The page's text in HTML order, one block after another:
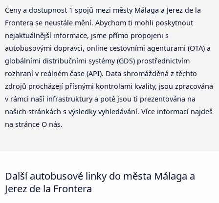
Ceny a dostupnost 1 spojů mezi městy Málaga a Jerez de la
Frontera se neustále mění. Abychom ti mohli poskytnout
nejaktuálnější informace, jsme přímo propojeni s
autobusovými dopravci, online cestovními agenturami (OTA) a
globálními distribučními systémy (GDS) prostřednictvím
rozhraní v reálném čase (API). Data shromážděná z těchto
zdrojů procházejí přísnými kontrolami kvality, jsou zpracována
v rámci naší infrastruktury a poté jsou ti prezentována na
našich stránkách s výsledky vyhledávání. Více informací najdeš
na stránce O nás.
Další autobusové linky do města Málaga a
Jerez de la Frontera